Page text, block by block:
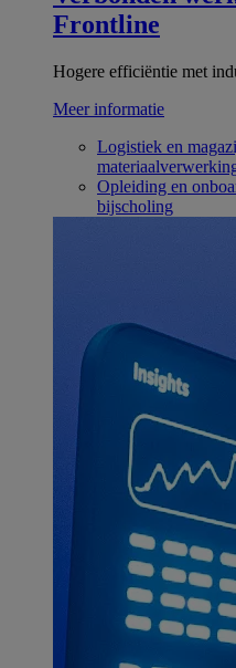
Frontline
Hogere efficiëntie met
Meer informatie
Logistiek en
Opleiding en
bijscholing